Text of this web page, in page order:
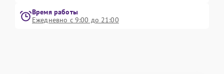
Время работы
Ежедневно с 9:00 до 21:00